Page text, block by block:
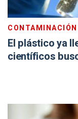
CONTAMINACIÓN
El plástico ya
científicos